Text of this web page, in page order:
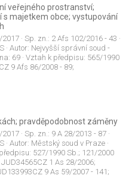
veřejného prostranství;
majetkem obce; vystupování
2017 · Sp. zn.: 2 Afs 102/2016 - 43 ·
· Autor: Nejvyšší správní soud -
69 · Vztah k předpisu: 565/1990
9 Afs 86/2008 - 89;
pravděpodobnost záměny
2017 · Sp. zn.: 9 A 28/2013 - 87 ·
· Autor: Městský soud v Praze ·
527/1990 Sb.; 121/2000
1 As 28/2006;
9 As 59/2007 - 141;